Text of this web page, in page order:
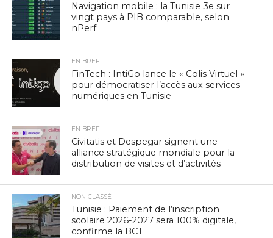
Navigation mobile : la Tunisie 3e sur
vingt pays à PIB comparable, selon
nPerf
EN BREF
FinTech : IntiGo lance le « Colis Virtuel »
pour démocratiser l’accès aux services
numériques en Tunisie
EN BREF
Civitatis et Despegar signent une
alliance stratégique mondiale pour la
distribution de visites et d’activités
NON CLASSÉ
Tunisie : Paiement de l’inscription
scolaire 2026-2027 sera 100% digitale,
confirme la BCT